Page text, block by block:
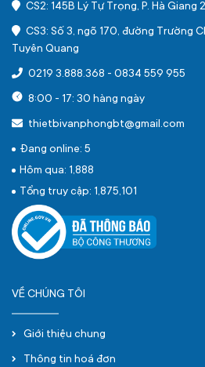
CS2: 145B Lý Tự Trọng, P. Hà Giang
CS3: Số 3, ngõ 170, đường Trường
Tuyên Quang
0219 3.888.368 - 0834 559 955
8:00 - 17: 30 hàng ngày
thietbivanphongbt@gmail.com
Đang online: 5
Hôm qua: 1,888
Tổng truy cập: 1,875,101
VỀ CHÚNG TÔI
Giới thiệu chung
Thông tin hoá đơn